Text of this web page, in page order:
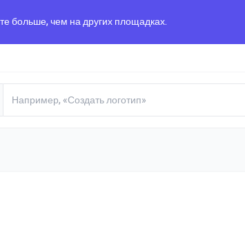
больше, чем на других площадках.